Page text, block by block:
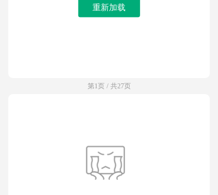
重新加载
第1页 / 共27页